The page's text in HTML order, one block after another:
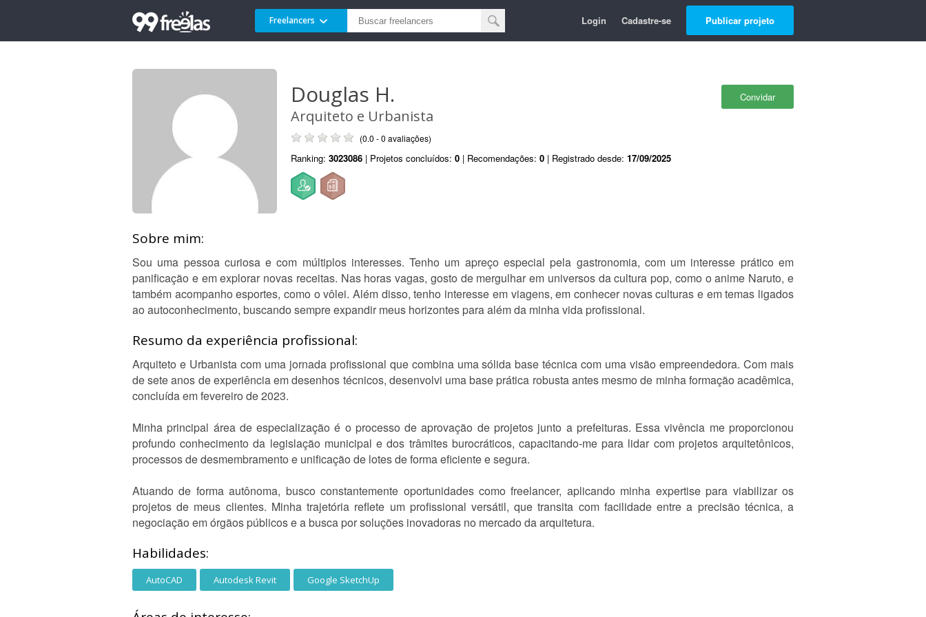
Freelancers Login Cadastre-se Publicar projeto
Convidar
Douglas H.
Arquiteto e Urbanista
(0.0 - 0 avaliações)
Ranking: 3023086 | Projetos concluídos: 0 | Recomendações: 0 | Registrado desde: 17/09/2025
Sobre mim:
Sou uma pessoa curiosa e com múltiplos interesses. Tenho um apreço especial pela gastronomia, com um interesse prático em
panificação e em explorar novas receitas. Nas horas vagas, gosto de mergulhar em universos da cultura pop, como o anime Naruto, e
também acompanho esportes, como o vôlei. Além disso, tenho interesse em viagens, em conhecer novas culturas e em temas ligados
ao autoconhecimento, buscando sempre expandir meus horizontes para além da minha vida profissional.
Resumo da experiência profissional:
Arquiteto e Urbanista com uma jornada profissional que combina uma sólida base técnica com uma visão empreendedora. Com mais
de sete anos de experiência em desenhos técnicos, desenvolvi uma base prática robusta antes mesmo de minha formação acadêmica,
concluída em fevereiro de 2023.
Minha principal área de especialização é o processo de aprovação de projetos junto a prefeituras. Essa vivência me proporcionou
profundo conhecimento da legislação municipal e dos trâmites burocráticos, capacitando-me para lidar com projetos arquitetônicos,
processos de desmembramento e unificação de lotes de forma eficiente e segura.
Atuando de forma autônoma, busco constantemente oportunidades como freelancer, aplicando minha expertise para viabilizar os
projetos de meus clientes. Minha trajetória reflete um profissional versátil, que transita com facilidade entre a precisão técnica, a
negociação em órgãos públicos e a busca por soluções inovadoras no mercado da arquitetura.
Habilidades:
AutoCAD Autodesk Revit Google SketchUp